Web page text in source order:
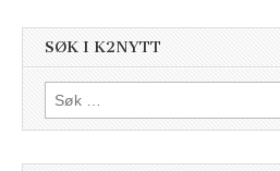
SØK I K2NYTT
Søk
etter: